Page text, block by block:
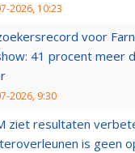
2026, 10:23
voor
41 procent meer
2026, 9:30
ziet resultaten
is geen